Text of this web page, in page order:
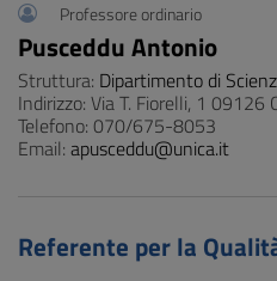
Professore ordinario
Pusceddu Antonio
Struttura: Dipartimento di
Indirizzo: Via T. Fiorelli, 1 09126
Telefono: 070/675-8053
Email: apusceddu@unica.it
Referente per la